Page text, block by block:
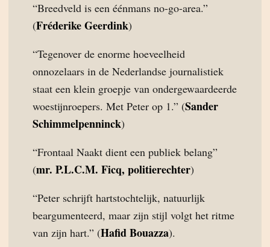
“Breedveld is een éénmans no-go-area.”
(Fréderike Geerdink)
“Tegenover de enorme hoeveelheid
onnozelaars in de Nederlandse journalistiek
staat een klein groepje van ondergewaardeerde
woestijnroepers. Met Peter op 1.” (Sander
Schimmelpenninck)
“Frontaal Naakt dient een publiek belang”
(mr. P.L.C.M. Ficq, politierechter)
“Peter schrijft hartstochtelijk, natuurlijk
beargumenteerd, maar zijn stijl volgt het ritme
van zijn hart.” (Hafid Bouazza).